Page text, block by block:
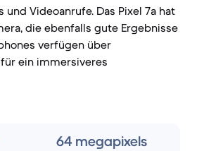
und Videoanrufe. Das Pixel 7a hat
die ebenfalls gute Ergebnisse
verfügen über
ein immersiveres
64 megapixels